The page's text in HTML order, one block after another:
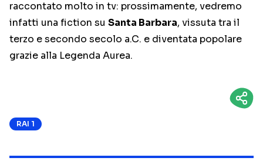
raccontato molto in tv: prossimamente, vedremo
infatti una fiction su Santa Barbara, vissuta tra il
terzo e secondo secolo a.C. e diventata popolare
grazie alla Legenda Aurea.
RAI 1